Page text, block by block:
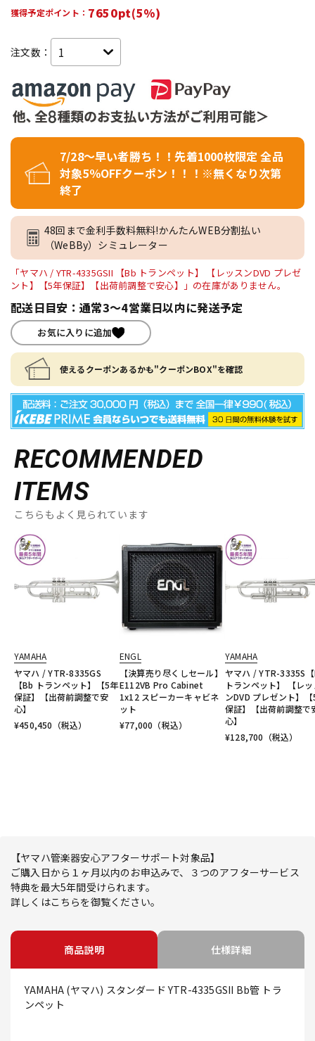
獲得予定ポイント： 7650pt(5%)
注文数：
7/28～早い者勝ち！！先着1000枚限定 全品
対象5％OFFクーポン！！！※無くなり次第
終了
48回まで金利手数料無料!かんたんWEB分割払い
（WeBBy）シミュレーター
「ヤマハ / YTR-4335GSII 【Bb トランペット】 【レッスンDVD プレゼ
ント】【5年保証】【出荷前調整で安心】」の在庫がありません。
配送日目安：通常3～4営業日以内に発送予定
お気に入りに追加
使えるクーポンあるかも"クーポンBOX"を確認
RECOMMENDED
ITEMS
こちらもよく見られています
YAMAHA
ヤマハ / YTR-8335GS
【Bb トランペット】【5年
保証】【出荷前調整で安
心】
¥450,450 （税込）
ENGL
【決算売り尽くしセール】
E112VB Pro Cabinet
1x12 スピーカーキャビネ
ット
¥77,000 （税込）
YAMAHA
ヤマハ / YTR-3335S
トランペット】 【レ
ンDVD プレゼント】
保証】【出荷前調整で
心】
¥128,700 （税込）
【ヤマハ管楽器安心アフターサポート対象品】
ご購入日から１ヶ月以内のお申込みで、３つのアフターサービス
特典を最大5年間受けられます。
詳しくはこちらを御覧ください。
商品説明 仕様詳細
YAMAHA (ヤマハ) スタンダード YTR-4335GSII Bb管 トラ
ンペット